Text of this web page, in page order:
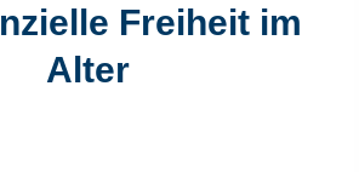
Freiheit im
Alter